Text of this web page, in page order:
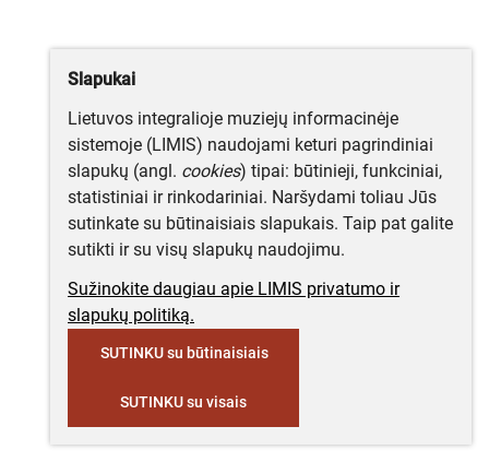
Slapukai
Lietuvos integralioje muziejų informacinėje
sistemoje (LIMIS) naudojami keturi pagrindiniai
slapukų (angl. cookies) tipai: būtinieji, funkciniai,
statistiniai ir rinkodariniai. Naršydami toliau Jūs
sutinkate su būtinaisiais slapukais. Taip pat galite
sutikti ir su visų slapukų naudojimu.
Sužinokite daugiau apie LIMIS privatumo ir
slapukų politiką.
SUTINKU su būtinaisiais
SUTINKU su visais